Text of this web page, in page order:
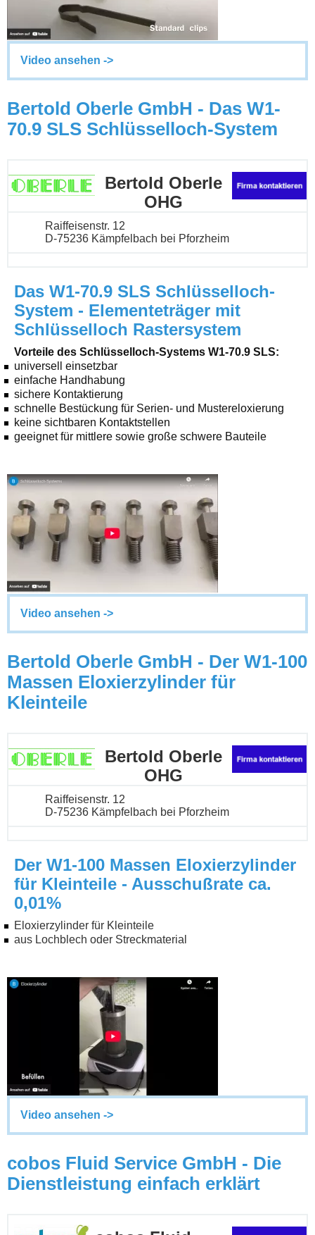
Video ansehen ->
Bertold Oberle GmbH - Das W1-
70.9 SLS Schlüsselloch-System
Bertold Oberle
OHG
Raiffeisenstr. 12
D-75236 Kämpfelbach bei Pforzheim
Das W1-70.9 SLS Schlüsselloch-
System - Elementeträger mit
Schlüsselloch Rastersystem
Vorteile des Schlüsselloch-Systems W1-70.9 SLS:
universell einsetzbar
einfache Handhabung
sichere Kontaktierung
schnelle Bestückung für Serien- und Mustereloxierung
keine sichtbaren Kontaktstellen
geeignet für mittlere sowie große schwere Bauteile
Video ansehen ->
Bertold Oberle GmbH - Der W1-100
Massen Eloxierzylinder für
Kleinteile
Bertold Oberle
OHG
Raiffeisenstr. 12
D-75236 Kämpfelbach bei Pforzheim
Der W1-100 Massen Eloxierzylinder
für Kleinteile - Ausschußrate ca.
0,01%
Eloxierzylinder für Kleinteile
aus Lochblech oder Streckmaterial
Video ansehen ->
cobos Fluid Service GmbH - Die
Dienstleistung einfach erklärt